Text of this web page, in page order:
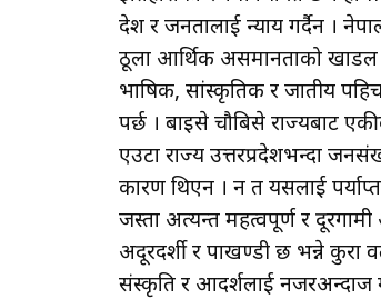
देश र जनतालाई न्याय गर्दैन ।
ठूला आर्थिक असमानताको खाडल
भाषिक, सांस्कृतिक र जातीय
पर्छ । बाइसे चौबिसे राज्यबाट
एउटा राज्य उत्तरप्रदेशभन्दा
कारण थिएन । न त यसलाई
जस्ता अत्यन्त महत्वपूर्ण र
अदूरदर्शी र पाखण्डी छ भन्ने कुरा
संस्कृति र आदर्शलाई नजरअन्दाज